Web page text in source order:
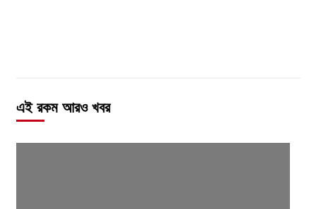
এই রকম আরও খবর